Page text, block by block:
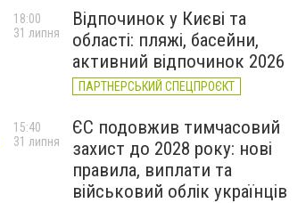
Відпочинок у Києві та
області: пляжі, басейни,
активний відпочинок 2026
ПАРТНЕРСЬКИЙ СПЕЦПРОЄКТ
18:00
31 липня
ЄС подовжив тимчасовий
захист до 2028 року: нові
правила, виплати та
військовий облік українців
15:40
31 липня